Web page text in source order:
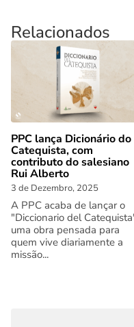
Relacionados
PPC lança Dicionário do
Catequista, com
contributo do salesiano
Rui Alberto
3 de Dezembro, 2025
A PPC acaba de lançar o
"Diccionario del
uma obra pensada para
quem vive diariamente a
missão...